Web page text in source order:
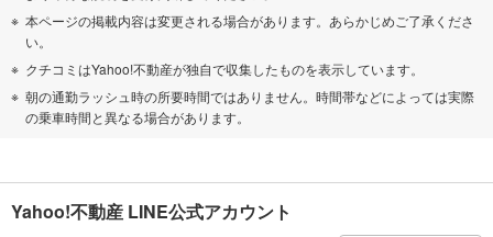
本ページの掲載内容は変更される場合があります。あらかじめご了承くださ
い。
クチコミはYahoo!不動産が独自で収集したものを表示しています。
朝の通勤ラッシュ時の所要時間ではありません。時間帯などによっては実際
の乗車時間と異なる場合があります。
Yahoo!不動産 LINE公式アカウント